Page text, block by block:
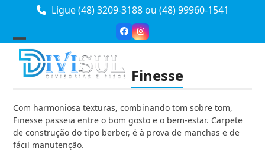
Ligue (48) 3209-3188ou (48) 99960-1541
FacebookInstagram
Open
mobile
Close
mobile
Finesse
Com harmoniosa texturas, combinando tom sobre tom,
Finesse passeia entre o bom gosto e o bem-estar. Carpete
de construção do tipo berber, é à prova de manchas e de
fácil manutenção.